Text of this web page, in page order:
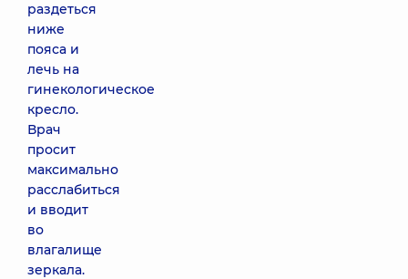
раздеться
ниже
пояса и
лечь на
гинекологическое
кресло.
Врач
просит
максимально
расслабиться
и вводит
во
влагалище
зеркала.